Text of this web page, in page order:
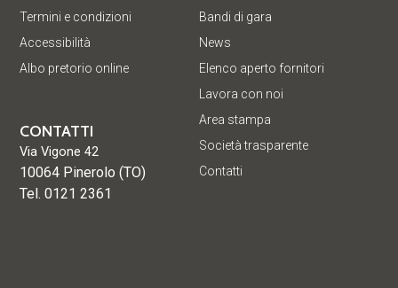
Bandi di gara
News
Elenco aperto fornitori
Lavora con noi
Area stampa
Società trasparente
Contatti
Termini e condizioni
Accessibilità
Albo pretorio online
CONTATTI
Via Vigone 42
10064 Pinerolo (TO)
Tel. 0121 2361